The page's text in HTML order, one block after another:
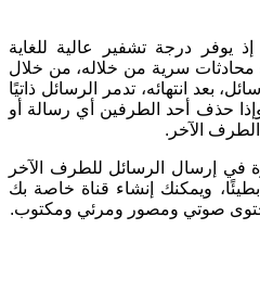
يوفر درجة تشفير عالية للغاية
محادثات سرية من خلاله، من خلال
بعد انتهائه، تدمر الرسائل ذاتيًا
حذف أحد الطرفين أي رسالة أو
الآخر.
في إرسال الرسائل للطرف الآخر
ويمكنك إنشاء قناة خاصة بك
صوتي ومصور ومرئي ومكتوب.